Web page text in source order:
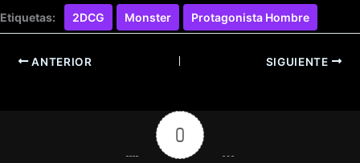
Etiquetas: 2DCG Monster Protagonista Hombre
ANTERIOR SIGUIENTE
0